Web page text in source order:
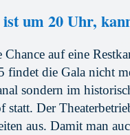
um 20 Uhr,
Chance auf eine
findet die Gala nicht
sondern im
statt. Der
aus. Damit man